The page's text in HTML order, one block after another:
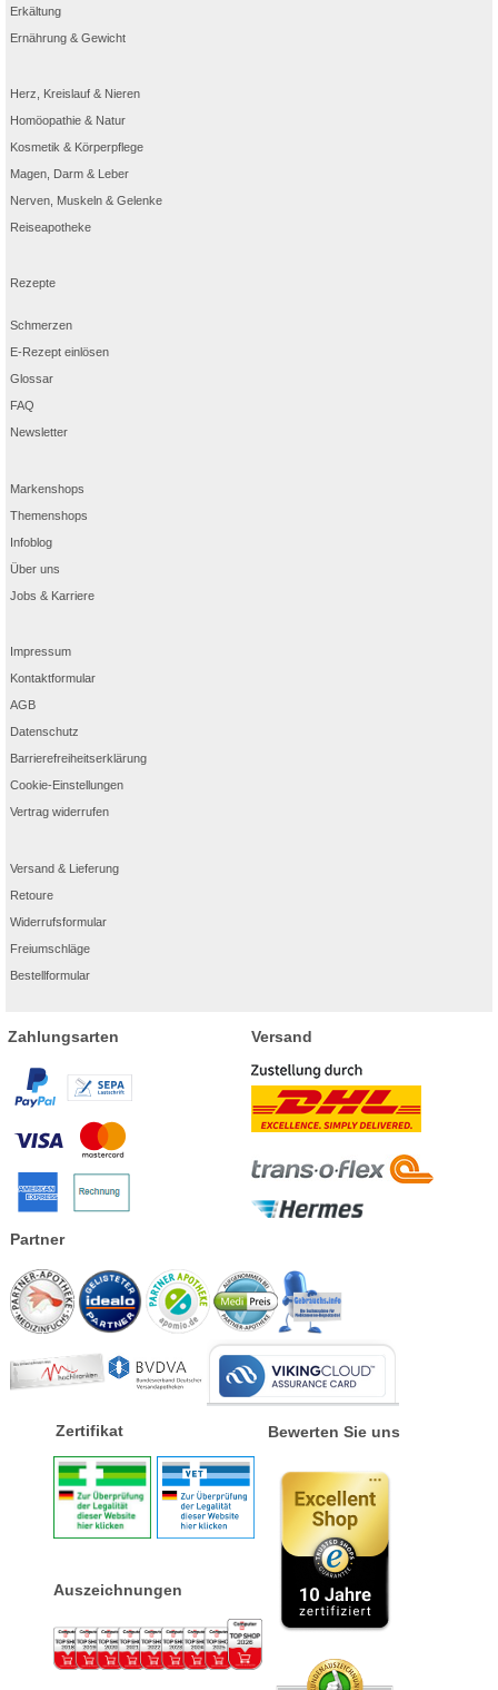
Erkältung
Ernährung & Gewicht
Herz, Kreislauf & Nieren
Homöopathie & Natur
Kosmetik & Körperpflege
Magen, Darm & Leber
Nerven, Muskeln & Gelenke
Reiseapotheke
Rezepte
Schmerzen
E-Rezept einlösen
Glossar
FAQ
Newsletter
Markenshops
Themenshops
Infoblog
Über uns
Jobs & Karriere
Impressum
Kontaktformular
AGB
Datenschutz
Barrierefreiheitserklärung
Cookie-Einstellungen
Vertrag widerrufen
Versand & Lieferung
Retoure
Widerrufsformular
Freiumschläge
Bestellformular
Zahlungsarten Versand
Partner
Zertifikat
Auszeichnungen
Bewerten Sie uns